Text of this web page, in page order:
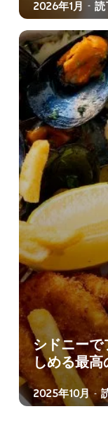
2026年1月 - 読
シドニーで
しめる最高
2025年10月 -